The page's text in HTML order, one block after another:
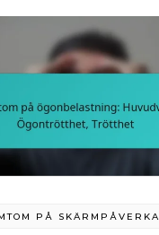
PÅ